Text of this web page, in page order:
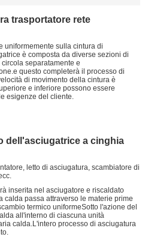
trasportatore rete
uniformemente sulla cintura di
è composta da diverse sezioni di
separatamente e
questo completerà il processo di
di movimento della cintura è
e inferiore possono essere
esigenze del cliente.
dell'asciugatrice a cinghia
letto di asciugatura, scambiatore di
inserita nel asciugatore e riscaldato
calda passa attraverso le materie prime
termico uniformeSotto l'azione del
all'interno di ciascuna unità
calda.L'intero processo di asciugatura